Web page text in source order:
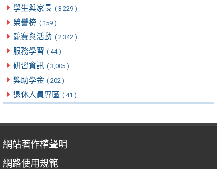
學生與家長 ( 3,229 )
榮譽榜 ( 159 )
競賽與活動 ( 2,342 )
服務學習 ( 44 )
研習資訊 ( 3,005 )
獎助學金 ( 202 )
退休人員專區 ( 41 )
網站著作權聲明
網路使用規範